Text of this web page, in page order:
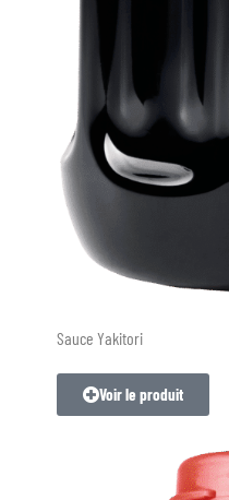
Sauce Yakitori
Voir le produit